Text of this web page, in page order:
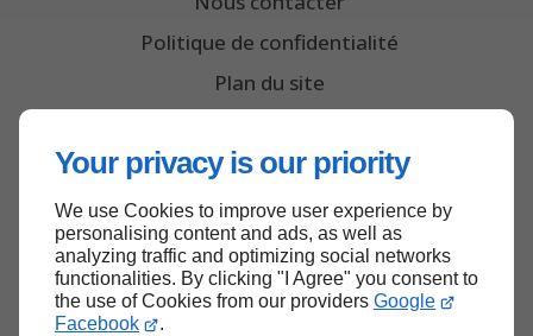
Your privacy is our priority
We use Cookies to improve user experience by
personalising content and ads, as well as
analyzing traffic and optimizing social networks
functionalities. By clicking "I Agree" you consent to
the use of Cookies from our providers Google
Facebook
.
Politique de confidentialité
Plan du site
Haut de page